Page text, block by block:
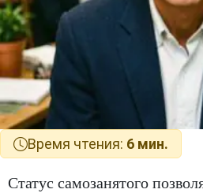
Время чтения: 6 мин.
Статус самозанятого